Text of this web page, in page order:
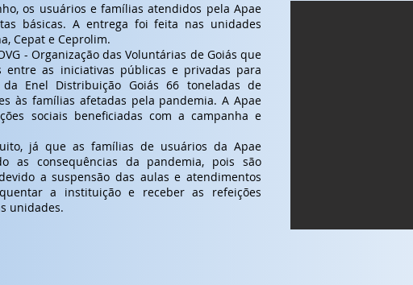
os usuários e famílias atendidos pela Apae
básicas. A entrega foi feita nas unidades
Cepat e Ceprolim.
- Organização das Voluntárias de Goiás que
entre as iniciativas públicas e privadas para
Enel Distribuição Goiás 66 toneladas de
às famílias afetadas pela pandemia. A Apae
sociais beneficiadas com a campanha e
já que as famílias de usuários da Apae
as consequências da pandemia, pois são
a suspensão das aulas e atendimentos
a instituição e receber as refeições
unidades.